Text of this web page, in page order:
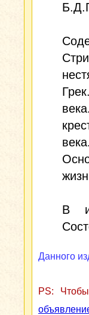
В
Данного
PS: